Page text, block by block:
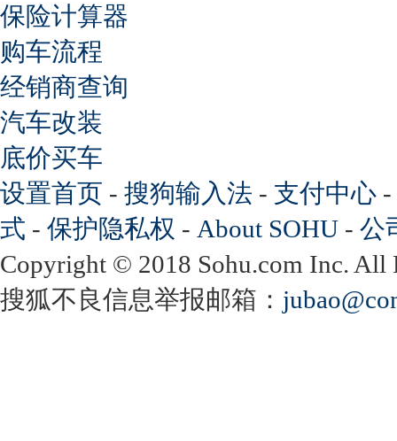
保险计算器
购车流程
经销商查询
汽车改装
底价买车
设置首页 - 搜狗输入法 - 支付中心 -
式 - 保护隐私权 - About SOHU - 公
Copyright © 2018 Sohu.com Inc.
搜狐不良信息举报邮箱：